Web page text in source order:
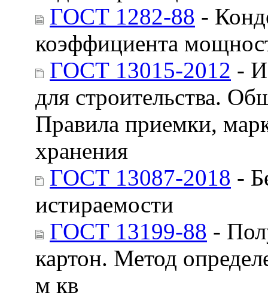
ГОСТ 1282-88 -
коэффициента
ГОСТ 13015-2012 -
для строительства.
Правила приемки,
хранения
ГОСТ 13087-2018 -
истираемости
ГОСТ 13199-88 -
картон. Метод
м кв